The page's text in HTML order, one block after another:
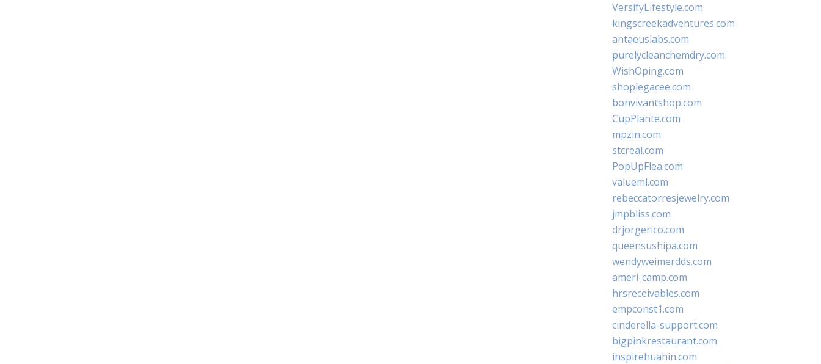
VersifyLifestyle.com
kingscreekadventures.com
antaeuslabs.com
purelycleanchemdry.com
WishOping.com
shoplegacee.com
bonvivantshop.com
CupPlante.com
mpzin.com
stcreal.com
PopUpFlea.com
valueml.com
rebeccatorresjewelry.com
jmpbliss.com
drjorgerico.com
queensushipa.com
wendyweimerdds.com
ameri-camp.com
hrsreceivables.com
empconst1.com
cinderella-support.com
bigpinkrestaurant.com
inspirehuahin.com